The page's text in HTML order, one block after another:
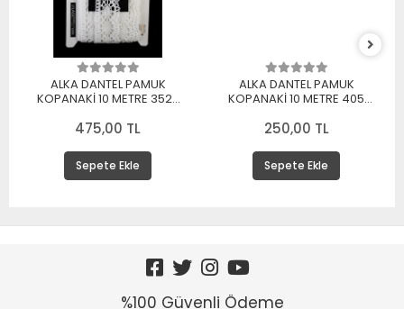
ALKA DANTEL PAMUK
KOPANAKİ 10 METRE 3520
475,00 TL
Sepete Ekle
ALKA DANTEL PAMUK
KOPANAKİ 10 METRE 405
250,00 TL
Sepete Ekle
%100 Güvenli Ödeme